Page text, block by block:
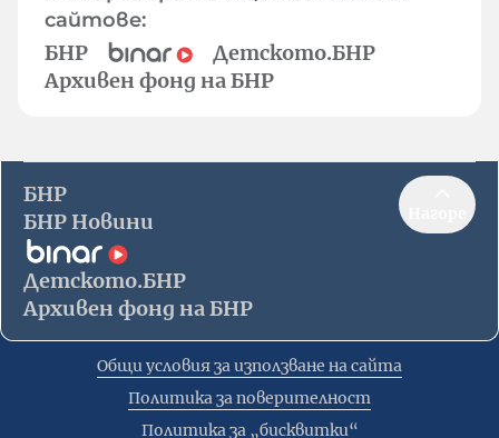
сайтове:
БНР
Детското.БНР
Архивен фонд на БНР
БНР
БНР Новини
Детското.БНР
Архивен фонд на БНР
Общи условия за използване на сайта
Политика за поверителност
Политика за „бисквитки“